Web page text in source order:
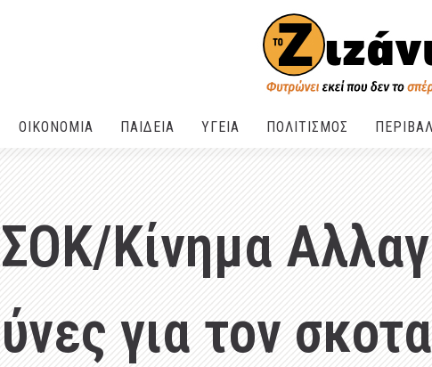
ΟΙΚΟΝΟΜΙΑ ΠΑΙΔΕΙΑ ΥΓΕΙΑ ΠΟΛΙΤΙΣΜΟΣ
Κίνημα
για τον